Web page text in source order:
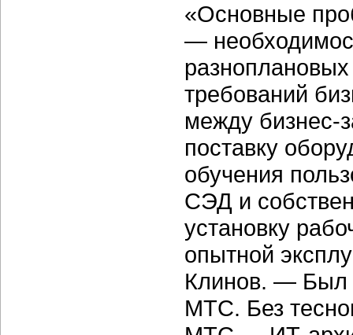
«Основные
—
требований
между бизнес-
поставку
обучения
СЭД и
установку
опытной
Клинов. — Был
МТС. Без